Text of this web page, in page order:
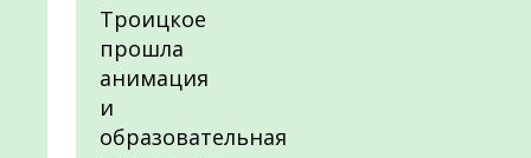
Троицкое
прошла
анимация
и
образовательная